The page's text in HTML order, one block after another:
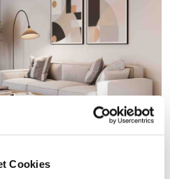
Cookies